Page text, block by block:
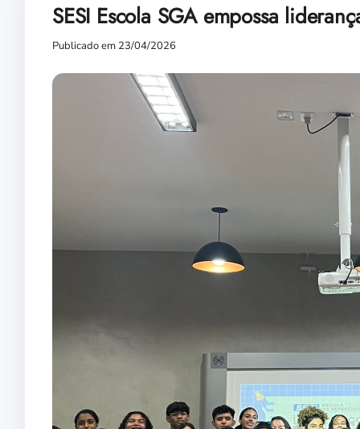
SESI Escola SGA empossa
Publicado em 23/04/2026